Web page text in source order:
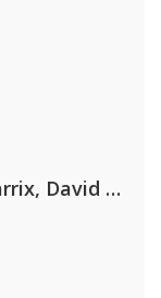
AFROJACK, Martin Garrix, David Guetta & Amél